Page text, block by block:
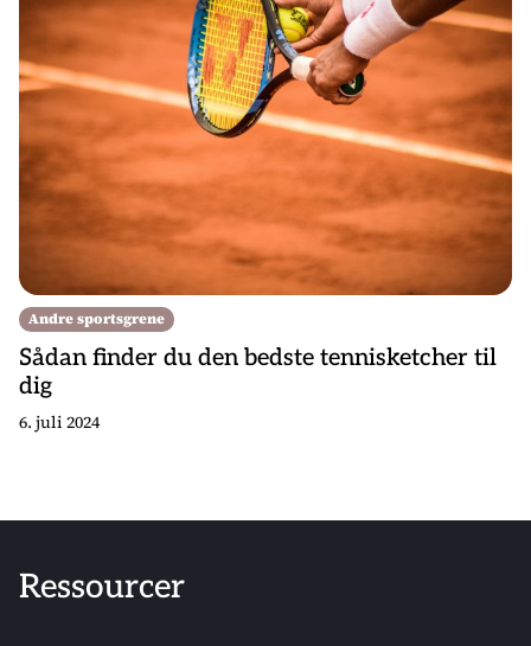
Andre sportsgrene
Sådan finder du den bedste tennisketcher til
dig
6. juli 2024
Ressourcer